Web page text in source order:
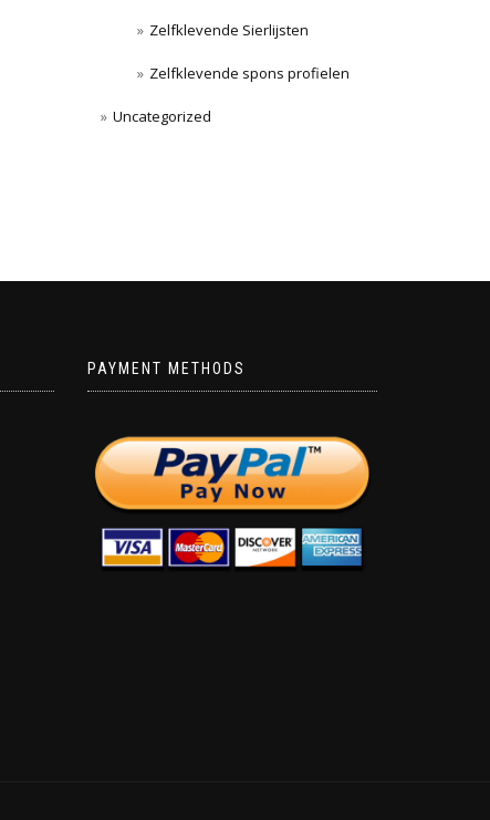
Zelfklevende Sierlijsten
Zelfklevende spons profielen
Uncategorized
PAYMENT METHODS